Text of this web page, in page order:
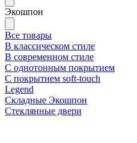
Экошпон
Все товары
В классическом стиле
В современном стиле
С однотонным покрытием
С покрытием soft-touch
Legend
Складные Экошпон
Стеклянные двери